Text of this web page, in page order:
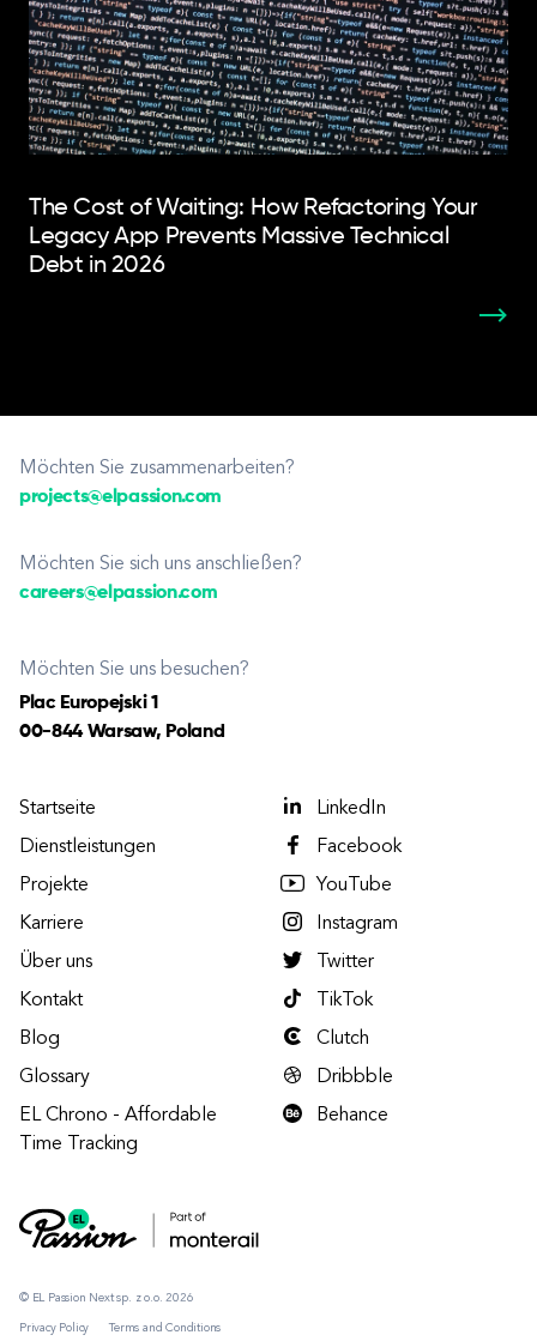
The Cost of Waiting: How Refactoring Your
Legacy App Prevents Massive Technical
Debt in 2026
Möchten Sie zusammenarbeiten?
projects@elpassion.com
Möchten Sie sich uns anschließen?
careers@elpassion.com
Möchten Sie uns besuchen?
Plac Europejski 1
00-844 Warsaw, Poland
© EL Passion Next sp. z o.o. 2026
Privacy Policy Terms and Conditions
Startseite
Dienstleistungen
Projekte
Karriere
Über uns
Kontakt
Blog
Glossary
EL Chrono - Affordable
Time Tracking
LinkedIn
Facebook
YouTube
Instagram
Twitter
TikTok
Clutch
Dribbble
Behance